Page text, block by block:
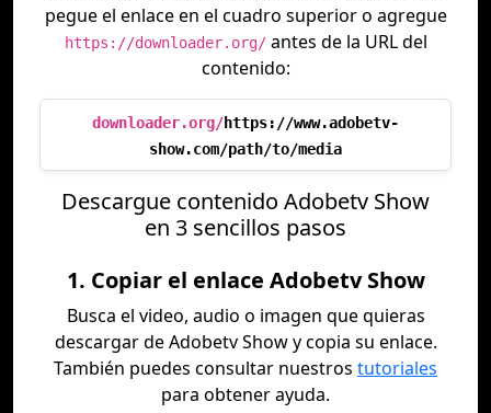
pegue el enlace en el cuadro superior o agregue
https://downloader.org/antes de la URL del
contenido:
downloader.org/https://www.adobetv-
show.com/path/to/media
Descargue contenido Adobetv Show
en 3 sencillos pasos
1. Copiar el enlace Adobetv Show
Busca el video, audio o imagen que quieras
descargar de Adobetv Show y copia su enlace.
También puedes consultar nuestros tutoriales
para obtener ayuda.